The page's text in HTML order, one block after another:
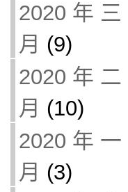
2020 年 三
月 (9)
2020 年 二
月 (10)
2020 年 一
月 (3)